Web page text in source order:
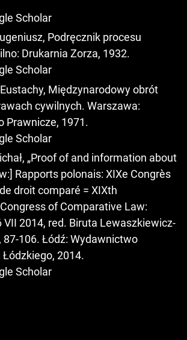
Scholar
Podręcznik procesu
Drukarnia Zorza, 1932.
Scholar
Międzynarodowy obrót
cywilnych. Warszawa:
Prawnicze, 1971.
Scholar
„Proof of and information about
Rapports polonais: XIXe Congrès
droit comparé = XIXth
of Comparative Law:
VII 2014, red. Biruta Lewaszkiewicz-
87-106. Łódź: Wydawnictwo
2014.
Scholar